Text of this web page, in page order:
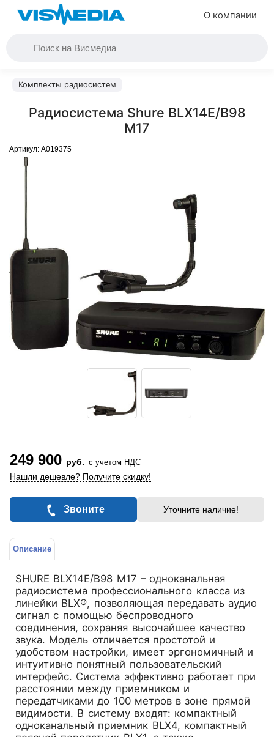
О компании
Комплекты радиосистем
Радиосистема Shure BLX14E/B98
M17
Артикул: A019375
249 900 руб. с учетом НДС
Нашли дешевле? Получите скидку!
Звоните Уточните наличие!
Описание
SHURE BLX14E/B98 M17 – одноканальная
радиосистема профессионального класса из
линейки BLX®, позволяющая передавать аудио
сигнал с помощью беспроводного
соединения, сохраняя высочайшее качество
звука. Модель отличается простотой и
удобством настройки, имеет эргономичный и
интуитивно понятный пользовательский
интерфейс. Система эффективно работает при
расстоянии между приемником и
передатчиками до 100 метров в зоне прямой
видимости. В систему входят: компактный
одноканальный приемник BLX4, компактный